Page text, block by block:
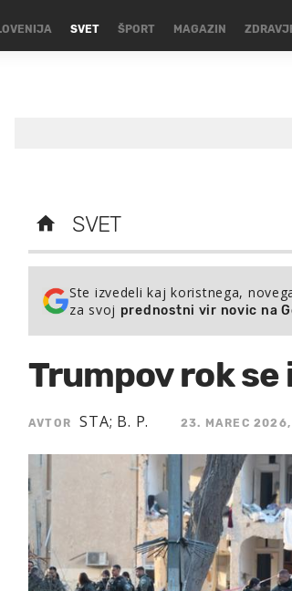
SVET ŠPORT MAGAZIN
SVET
Ste izvedeli kaj koristnega,
za svoj prednostni vir novic na
Trumpov rok se
AVTOR STA; B. P. 23. MAREC